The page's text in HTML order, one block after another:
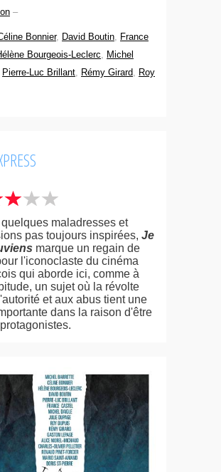
–
Bonnier, David Boutin, France
Bourgeois-Leclerc, Michel
Pierre-Luc Brillant, Rémy Girard, Roy
quelques maladresses et
pas toujours inspirées, Je
marque un regain de
l'iconoclaste du cinéma
qui aborde ici, comme à
un sujet où la révolte
et aux abus tient une
dans la raison d'être